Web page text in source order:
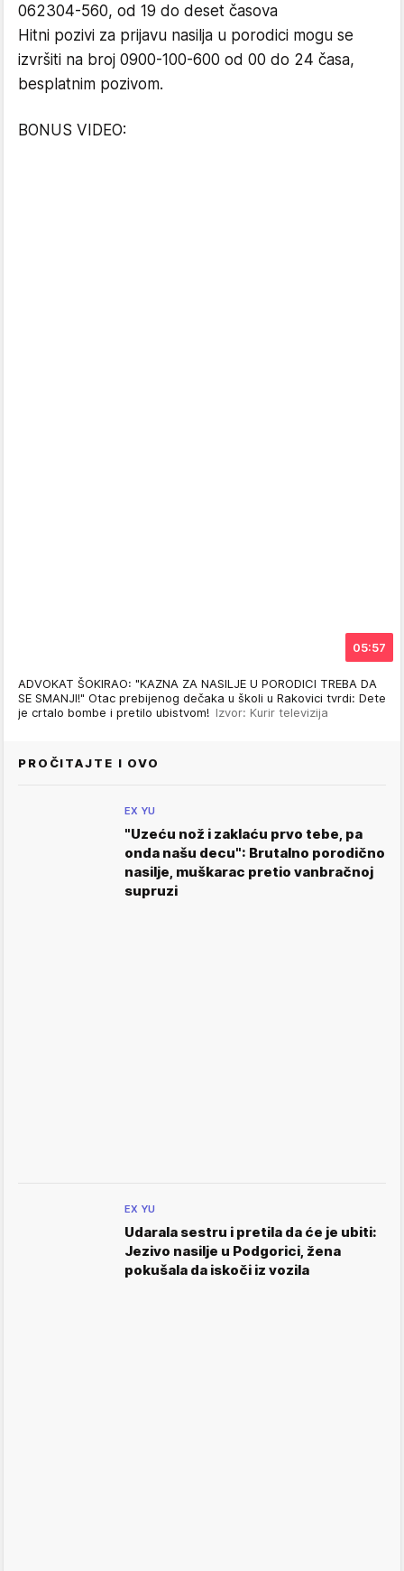
062304-560, od 19 do deset časova
Hitni pozivi za prijavu nasilja u porodici mogu se
izvršiti na broj 0900-100-600 od 00 do 24 časa,
besplatnim pozivom.
BONUS VIDEO:
05:57
ADVOKAT ŠOKIRAO: "KAZNA ZA NASILJE U PORODICI TREBA DA
SE SMANJI!" Otac prebijenog dečaka u školi u Rakovici tvrdi: Dete
je crtalo bombe i pretilo ubistvom! Izvor: Kurir televizija
PROČITAJTE I OVO
EX YU
"Uzeću nož i zaklaću prvo tebe, pa
onda našu decu": Brutalno porodično
nasilje, muškarac pretio vanbračnoj
supruzi
EX YU
Udarala sestru i pretila da će je ubiti:
Jezivo nasilje u Podgorici, žena
pokušala da iskoči iz vozila